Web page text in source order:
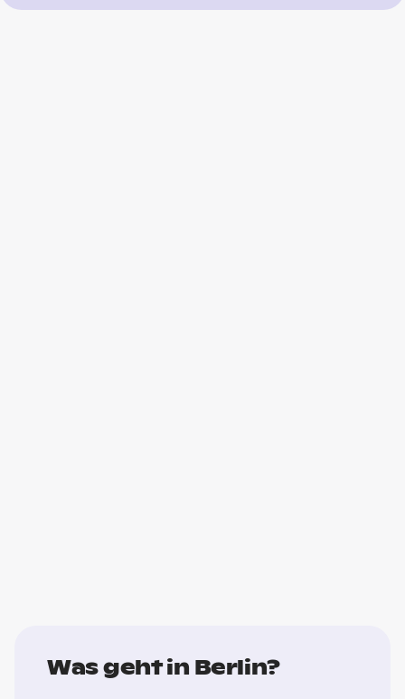
Was geht in Berlin?